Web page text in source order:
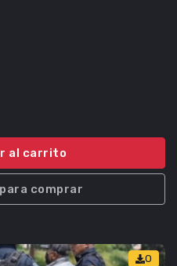
al carrito
comprar
0